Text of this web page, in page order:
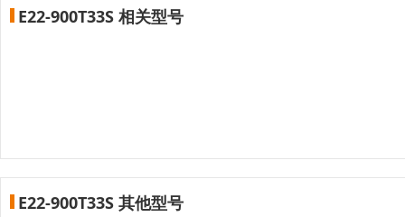
E22-900T33S 相关型号
E22-900T33S 其他型号